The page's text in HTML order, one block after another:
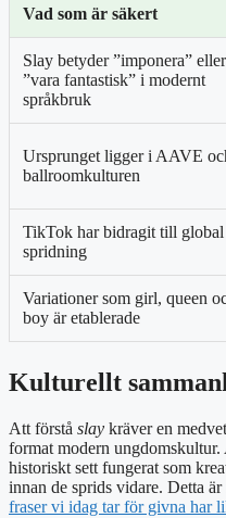
Vad som är säkert
Slay betyder ”imponera” eller
”vara fantastisk” i modernt
språkbruk
Ursprunget ligger i AAVE
ballroomkulturen
TikTok har bidragit till global
spridning
Variationer som girl, queen
boy är etablerade
Kulturellt
Att förstå slay kräver en
format modern
historiskt sett fungerat som
innan de sprids vidare. Detta
fraser vi idag tar för givna har